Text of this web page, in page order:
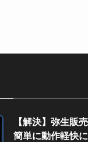
【解決】弥生販
簡単に動作軽快